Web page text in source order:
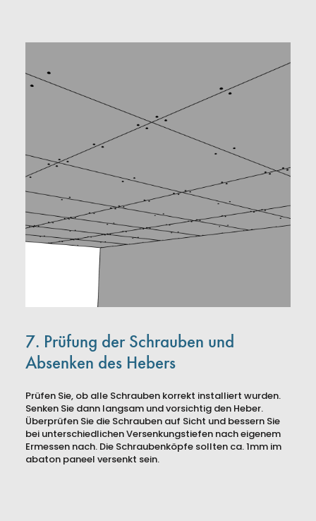
7. Prüfung der Schrauben und
Absenken des Hebers
Prüfen Sie, ob alle Schrauben korrekt installiert wurden.
Senken Sie dann langsam und vorsichtig den Heber.
Überprüfen Sie die Schrauben auf Sicht und bessern Sie
bei unterschiedlichen Versenkungstiefen nach eigenem
Ermessen nach. Die Schraubenköpfe sollten ca. 1mm im
abaton paneel versenkt sein.